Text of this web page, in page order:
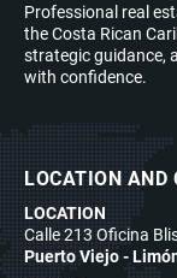
Professional real
the Costa Rican
strategic guidance,
with confidence.
LOCATION AND
LOCATION
Calle 213 Oficina
Puerto Viejo -